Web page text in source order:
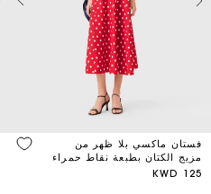
فستان ماكسي بلا ظهر من
مزيج الكتان بطبعة نقاط حمراء
125 KWD